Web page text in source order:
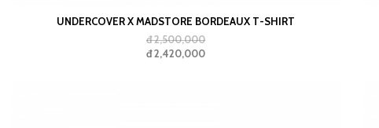
UNDERCOVER X MADSTORE BORDEAUX T-SHIRT
đ 2,500,000
đ 2,420,000